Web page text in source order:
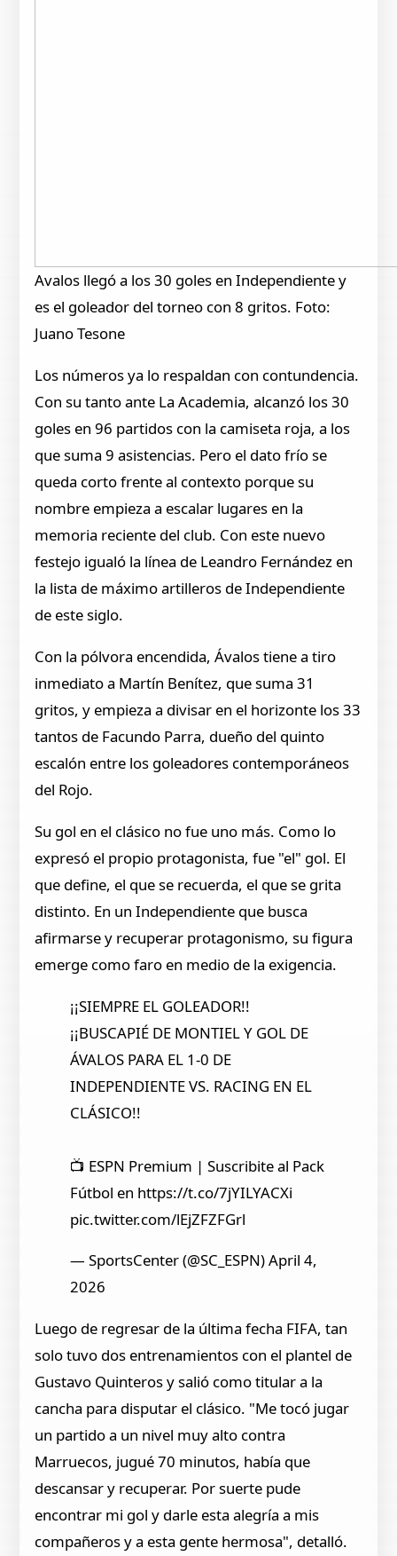
Avalos llegó a los 30 goles en Independiente y
es el goleador del torneo con 8 gritos. Foto:
Juano Tesone
Los números ya lo respaldan con contundencia.
Con su tanto ante La Academia, alcanzó los 30
goles en 96 partidos con la camiseta roja, a los
que suma 9 asistencias. Pero el dato frío se
queda corto frente al contexto porque su
nombre empieza a escalar lugares en la
memoria reciente del club. Con este nuevo
festejo igualó la línea de Leandro Fernández en
la lista de máximo artilleros de Independiente
de este siglo.
Con la pólvora encendida, Ávalos tiene a tiro
inmediato a Martín Benítez, que suma 31
gritos, y empieza a divisar en el horizonte los 33
tantos de Facundo Parra, dueño del quinto
escalón entre los goleadores contemporáneos
del Rojo.
Su gol en el clásico no fue uno más. Como lo
expresó el propio protagonista, fue "el" gol. El
que define, el que se recuerda, el que se grita
distinto. En un Independiente que busca
afirmarse y recuperar protagonismo, su figura
emerge como faro en medio de la exigencia.
¡¡SIEMPRE EL GOLEADOR!!
¡¡BUSCAPIÉ DE MONTIEL Y GOL DE
ÁVALOS PARA EL 1-0 DE
INDEPENDIENTE VS. RACING EN EL
CLÁSICO!!
📺 ESPN Premium | Suscribite al Pack
Fútbol en https://t.co/7jYILYACXi
pic.twitter.com/lEjZFZFGrl
— SportsCenter (@SC_ESPN) April 4,
2026
Luego de regresar de la última fecha FIFA, tan
solo tuvo dos entrenamientos con el plantel de
Gustavo Quinteros y salió como titular a la
cancha para disputar el clásico. "Me tocó jugar
un partido a un nivel muy alto contra
Marruecos, jugué 70 minutos, había que
descansar y recuperar. Por suerte pude
encontrar mi gol y darle esta alegría a mis
compañeros y a esta gente hermosa", detalló.